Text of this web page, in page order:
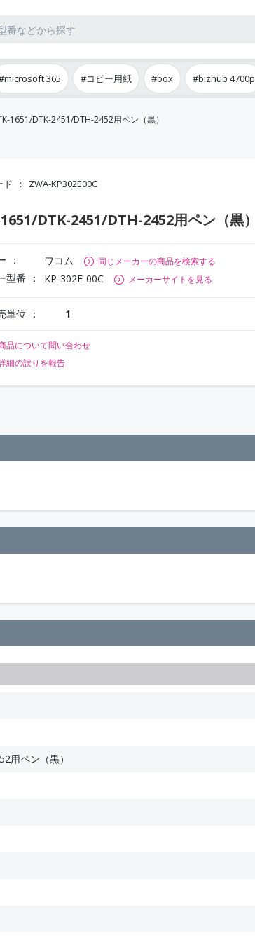
365 #コピー用紙 #box #bizhub 4700p
1651/DTK-2451/DTH-2452用ペン（黒）
ド ZWA-KP302E00C
DTK-2451/DTH-2452用ペン（黒）
ワコム 同じメーカーの商品を検索する
型番 KP-302E-00C メーカーサイトを見る
単位 1
品について問い合わせ
細の誤りを報告
用ペン（黒）